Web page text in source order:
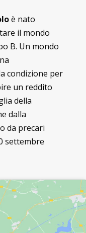
è nato
il mondo
B. Un mondo
condizione per
un reddito
della
dalla
da precari
settembre